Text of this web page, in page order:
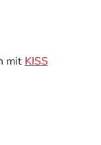
mitKISS